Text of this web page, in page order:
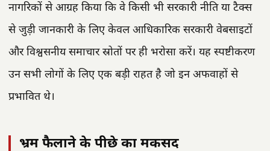
नागरिकों से आग्रह किया कि वे किसी भी सरकारी नीति या टैक्स
से जुड़ी जानकारी के लिए केवल आधिकारिक सरकारी वेबसाइटों
और विश्वसनीय समाचार स्रोतों पर ही भरोसा करें। यह स्पष्टीकरण
उन सभी लोगों के लिए एक बड़ी राहत है जो इन अफवाहों से
प्रभावित थे।
भ्रम फैलाने के पीछे का मकसद